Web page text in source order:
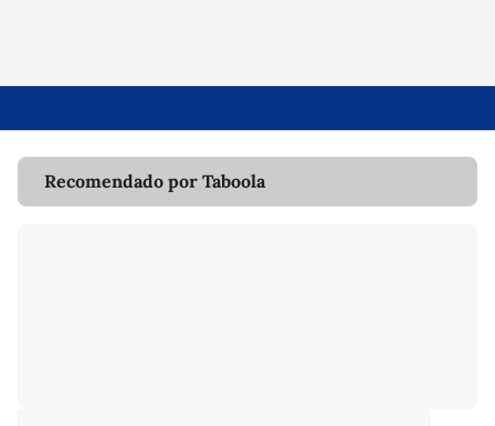
Recomendado por Taboola